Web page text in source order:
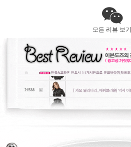
모든 리뷰 보기